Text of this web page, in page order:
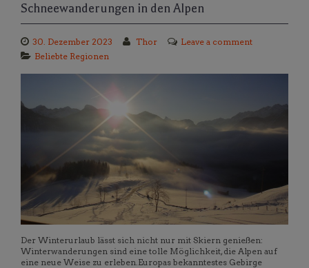
Schneewanderungen in den Alpen
30. Dezember 2023 Thor
Leave a comment
Beliebte Regionen
Der Winterurlaub lässt sich nicht nur mit Skiern genießen:
Winterwanderungen sind eine tolle Möglichkeit, die Alpen auf
eine neue Weise zu erleben.Europas bekanntestes Gebirge